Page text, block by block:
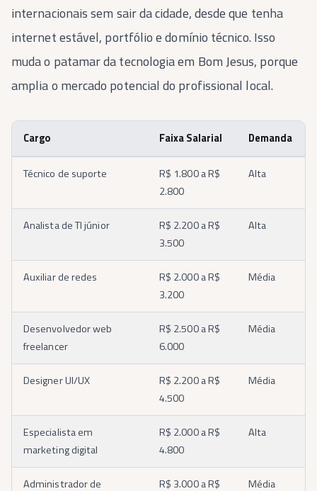
internacionais sem sair da cidade, desde que tenha
internet estável, portfólio e domínio técnico. Isso
muda o patamar da tecnologia em Bom Jesus, porque
amplia o mercado potencial do profissional local.
Cargo Faixa Salarial Demanda
Técnico de suporte
R$ 1.800 a R$
2.800
Alta
Analista de TI júnior
R$ 2.200 a R$
3.500
Alta
Auxiliar de redes
R$ 2.000 a R$
3.200
Média
Desenvolvedor web
freelancer
R$ 2.500 a R$
6.000
Média
Designer UI/UX
R$ 2.200 a R$
4.500
Média
Especialista em
marketing digital
R$ 2.000 a R$
4.800
Alta
Administrador de R$ 3.000 a R$ Média